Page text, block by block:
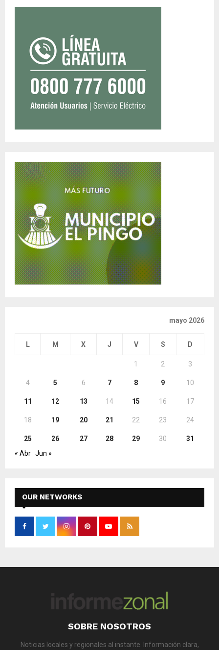
mayo 2026
L M X J V S D
1 2 3
4 5 6 7 8 9 10
11 12 13 14 15 16 17
18 19 20 21 22 23 24
25 26 27 28 29 30
31
« Abr Jun »
OUR NETWORKS
SOBRE NOSOTROS
Noticias locales y regionales al instante. Información clara,